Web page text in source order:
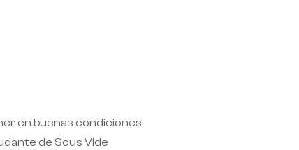
en buenas condiciones
de Sous Vide